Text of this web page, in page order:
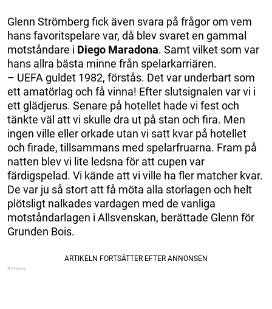
Glenn Strömberg fick även svara på frågor om vem
hans favoritspelare var, då blev svaret en gammal
motståndare i Diego Maradona. Samt vilket som var
hans allra bästa minne från spelarkarriären.
– UEFA guldet 1982, förstås. Det var underbart som
ett amatörlag och få vinna! Efter slutsignalen var vi i
ett glädjerus. Senare på hotellet hade vi fest och
tänkte väl att vi skulle dra ut på stan och fira. Men
ingen ville eller orkade utan vi satt kvar på hotellet
och firade, tillsammans med spelarfruarna. Fram på
natten blev vi lite ledsna för att cupen var
färdigspelad. Vi kände att vi ville ha fler matcher kvar.
De var ju så stort att få möta alla storlagen och helt
plötsligt nalkades vardagen med de vanliga
motståndarlagen i Allsvenskan, berättade Glenn för
Grunden Bois.